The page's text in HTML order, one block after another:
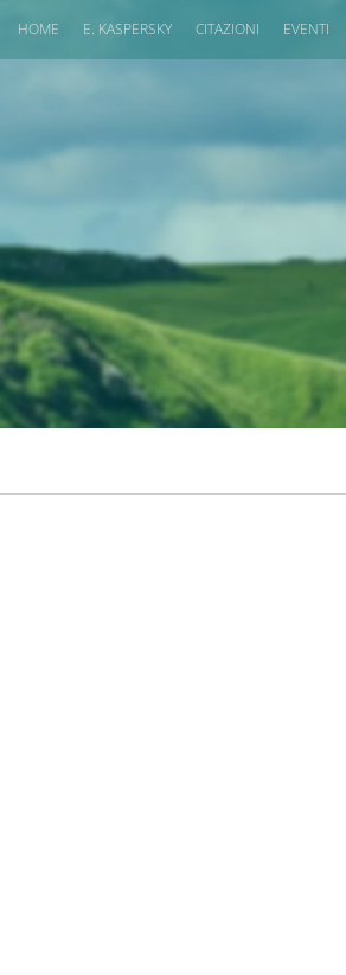
HOME E. KASPERSKY CITAZIONI EVENTI